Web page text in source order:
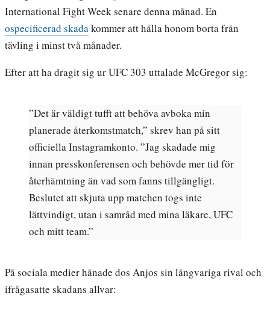
International Fight Week senare denna månad. En
ospecificerad skadakommer att hålla honom borta från
tävling i minst två månader.
Efter att ha dragit sig ur UFC 303 uttalade McGregor sig:
”Det är väldigt tufft att behöva avboka min
planerade återkomstmatch,” skrev han på sitt
officiella Instagramkonto. ”Jag skadade mig
innan presskonferensen och behövde mer tid för
återhämtning än vad som fanns tillgängligt.
Beslutet att skjuta upp matchen togs inte
lättvindigt, utan i samråd med mina läkare, UFC
och mitt team.”
På sociala medier hånade dos Anjos sin långvariga rival och
ifrågasatte skadans allvar: